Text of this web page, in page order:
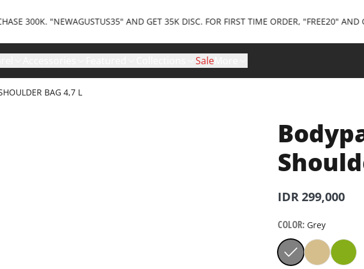
"NEWAGUSTUS35" AND GET 35K DISC. FOR FIRST TIME ORDER, "FREE20" AND GET
Sale
BAG 4,7 L
IDR 299,000
COLOR: Grey